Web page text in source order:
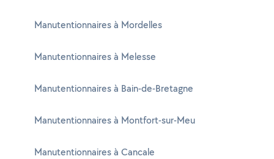
Manutentionnaires à Mordelles
Manutentionnaires à Melesse
Manutentionnaires à Bain-de-Bretagne
Manutentionnaires à Montfort-sur-Meu
Manutentionnaires à Cancale